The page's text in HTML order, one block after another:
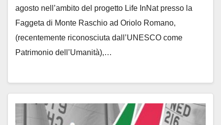
agosto nell’ambito del progetto Life InNat presso la
Faggeta di Monte Raschio ad Oriolo Romano,
(recentemente riconosciuta dall’UNESCO come
Patrimonio dell’Umanità),…